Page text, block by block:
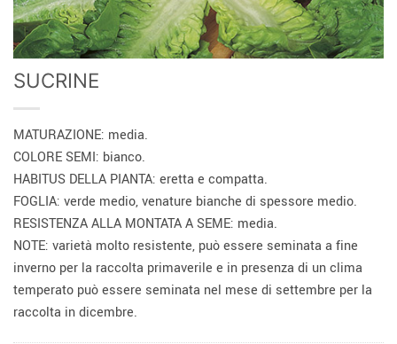
SUCRINE
MATURAZIONE: media.
COLORE SEMI: bianco.
HABITUS DELLA PIANTA: eretta e compatta.
FOGLIA: verde medio, venature bianche di spessore medio.
RESISTENZA ALLA MONTATA A SEME: media.
NOTE: varietà molto resistente, può essere seminata a fine
inverno per la raccolta primaverile e in presenza di un clima
temperato può essere seminata nel mese di settembre per la
raccolta in dicembre.